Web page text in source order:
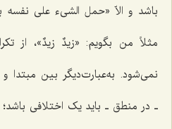
باشد و الاّ «حمل الشیء علی نفسه
مثلاً من بگویم: «زیدٌ زیدٌ»، از
نمی‌شود. به‌عبارت‌دیگر بین
ـ در منطق ـ باید یک اختلافی